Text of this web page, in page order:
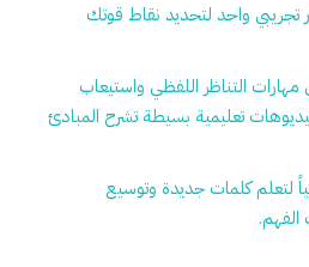
تجريبي واحد لتحديد نقاط قوتك
التناظر اللفظي واستيعاب
تعليمية بسيطة تشرح المبادئ
لتعلم كلمات جديدة وتوسيع
الفهم.